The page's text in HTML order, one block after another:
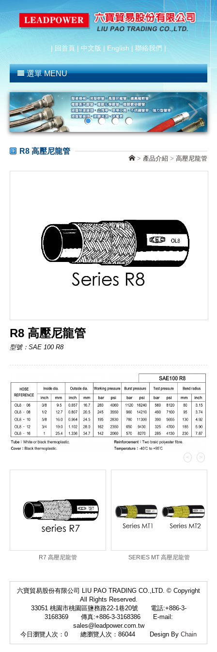
| 回首頁 | 中文版 | English | 聯絡我們 |
選單 MENU
R8 高壓尼龍管
> 產品介紹 > 高壓尼龍管
R8 高壓尼龍管
型號：SAE 100 R8
R7 高壓尼龍管 SERIES MT 高壓尼龍管
< >
六寶貿易股份有限公司 LIU PAO TRADING CO.,LTD. © Copyright
All Rights Reserved.
33051 桃園市桃園區鹽務路22-1巷20號 電話:+886-3-
3168369 傳真:+886-3-3168386 E-mail:
sales@leadpower.com.tw
今日瀏覽人次： 0 總瀏覽人次： 86044 Design By Chain